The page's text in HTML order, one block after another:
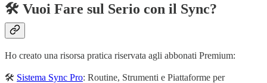
🛠️ Vuoi Fare sul Serio con il Sync?
Ho creato una risorsa pratica riservata agli abbonati Premium:
🛠️ Sistema Sync Pro: Routine, Strumenti e Piattaforme per